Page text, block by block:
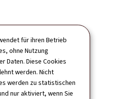
für ihren Betrieb
ohne Nutzung
Daten. Diese Cookies
werden. Nicht
werden zu statistischen
nur aktiviert, wenn Sie